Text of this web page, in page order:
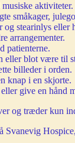
aktiviteter.
småkager,
stearinlys eller
arrangementer.
patienterne.
blot være til
billeder i orden.
knap i en skjorte.
give en hånd
og træder kun
Svanevig